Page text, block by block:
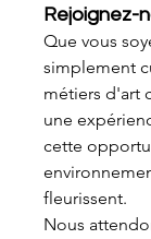
Rejoignez-
Que vous
simplement
métiers d'art
une
cette
fleurissent.
Nous